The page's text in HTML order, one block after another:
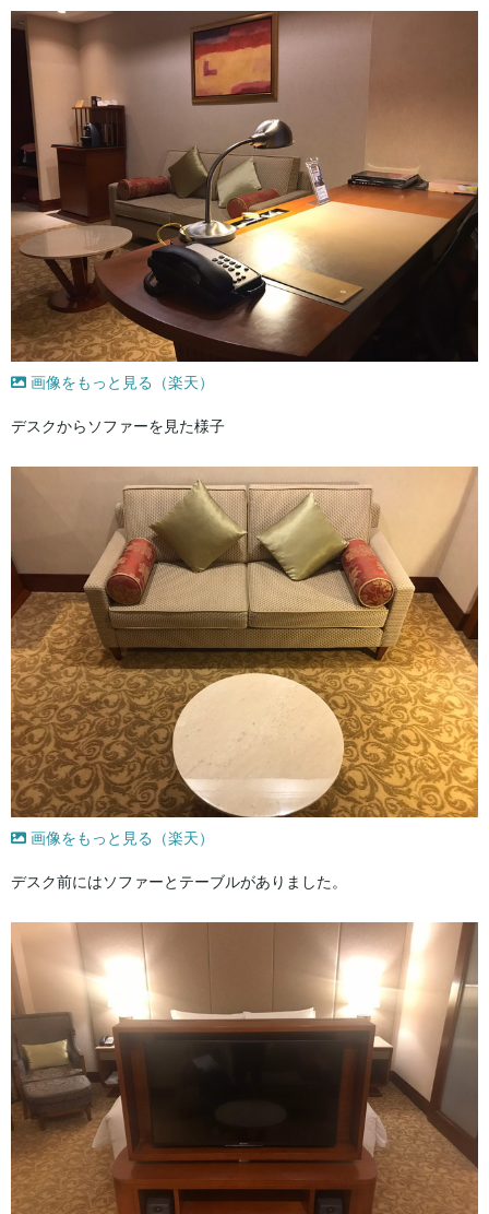
画像をもっと見る（楽天）
デスクからソファーを見た様子
画像をもっと見る（楽天）
デスク前にはソファーとテーブルがありました。